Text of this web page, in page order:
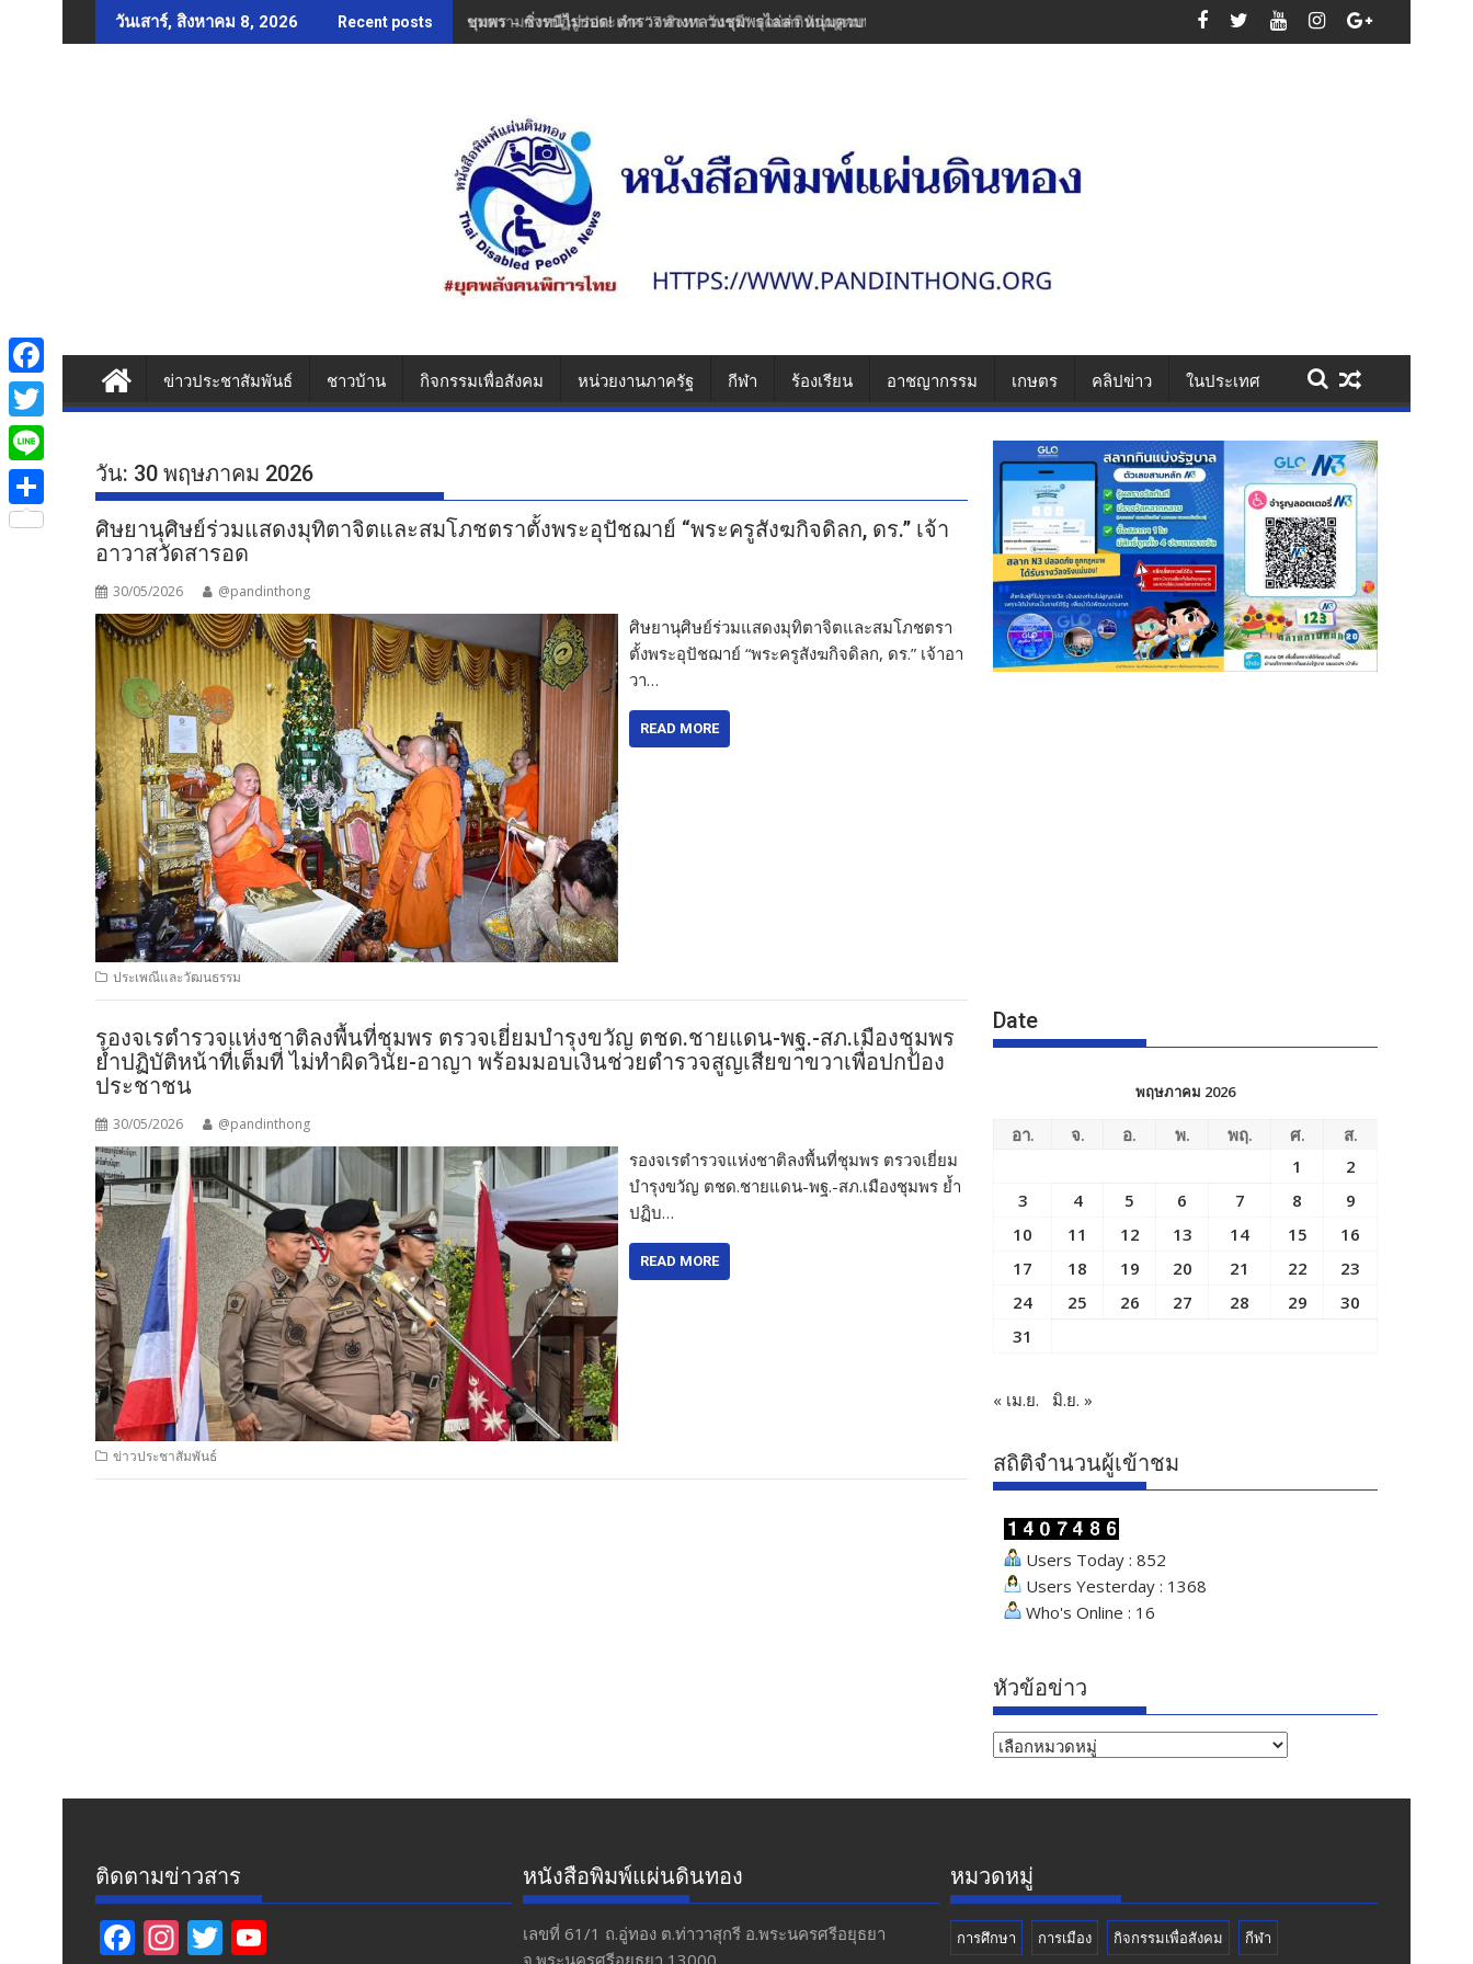
to
วันเสาร์, สิงหาคม 8, 2026 Recent posts ชุมพร – ซิ่งหนีไม่รอด! ตำรวจทางหลวงชุมพรไล่ล่า หนุ่มควบเวฟแต่งซิ่งพุ่งชนเสาไฟ รวบคาเพชรเกษม ยึดไอซ์ 1.1 กก. ยาบ้า 61 เม็ด สารภาพรับจ้างส่งย
ข่าวประชาสัมพันธ์ ชาวบ้าน กิจกรรมเพื่อสังคม หน่วยงานภาครัฐ กีฬา ร้องเรียน อาชญากรรม เกษตร คลิปข่าว ในประเทศ
วัน: 30 พฤษภาคม 2026
ศิษยานุศิษย์ร่วมแสดงมุทิตาจิตและสมโภชตราตั้งพระอุปัชฌาย์ “พระครูสังฆกิจดิลก, ดร.” เจ้า
อาวาสวัดสารอด
30/05/2026 @pandinthong
ศิษยานุศิษย์ร่วมแสดงมุทิตาจิตและสมโภชตรา
ตั้งพระอุปัชฌาย์ “พระครูสังฆกิจดิลก, ดร.” เจ้าอา
วา…
READ MORE
ประเพณีและวัฒนธรรม
รองจเรตำรวจแห่งชาติลงพื้นที่ชุมพร ตรวจเยี่ยมบำรุงขวัญ ตชด.ชายแดน-พฐ.-สภ.เมืองชุมพร
ย้ำปฏิบัติหน้าที่เต็มที่ ไม่ทำผิดวินัย-อาญา พร้อมมอบเงินช่วยตำรวจสูญเสียขาขวาเพื่อปกป้อง
ประชาชน
30/05/2026 @pandinthong
รองจเรตำรวจแห่งชาติลงพื้นที่ชุมพร ตรวจเยี่ยม
บำรุงขวัญ ตชด.ชายแดน-พฐ.-สภ.เมืองชุมพร ย้ำ
ปฏิบ…
READ MORE
ข่าวประชาสัมพันธ์
Date
พฤษภาคม 2026
อา. จ. อ. พ. พฤ. ศ.
ส.
1
2
3
4 5 6 7 8
9
10
11 12 13 14 15
16
17
18 19 20 21 22
23
24
25 26 27 28 29
30
31
« เม.ย. มิ.ย. »
สถิติจำนวนผู้เข้าชม
Users Today : 852
Users Yesterday : 1368
Who's Online : 16
หัวข้อข่าว
หัวข้อ
ติดตามข่าวสาร
F In T
หนังสือพิมพ์แผ่นดินทอง
เลขที่ 61/1 ถ.อู่ทอง​ ต.​ท่าวาสุกรี​ อ.พระนครศรีอยุธยา​
หมวดหมู่
การศึกษา การเมือง กิจกรรมเพื่อสังคม กีฬา
F
a
c
e
b
T
w
i
L
iS